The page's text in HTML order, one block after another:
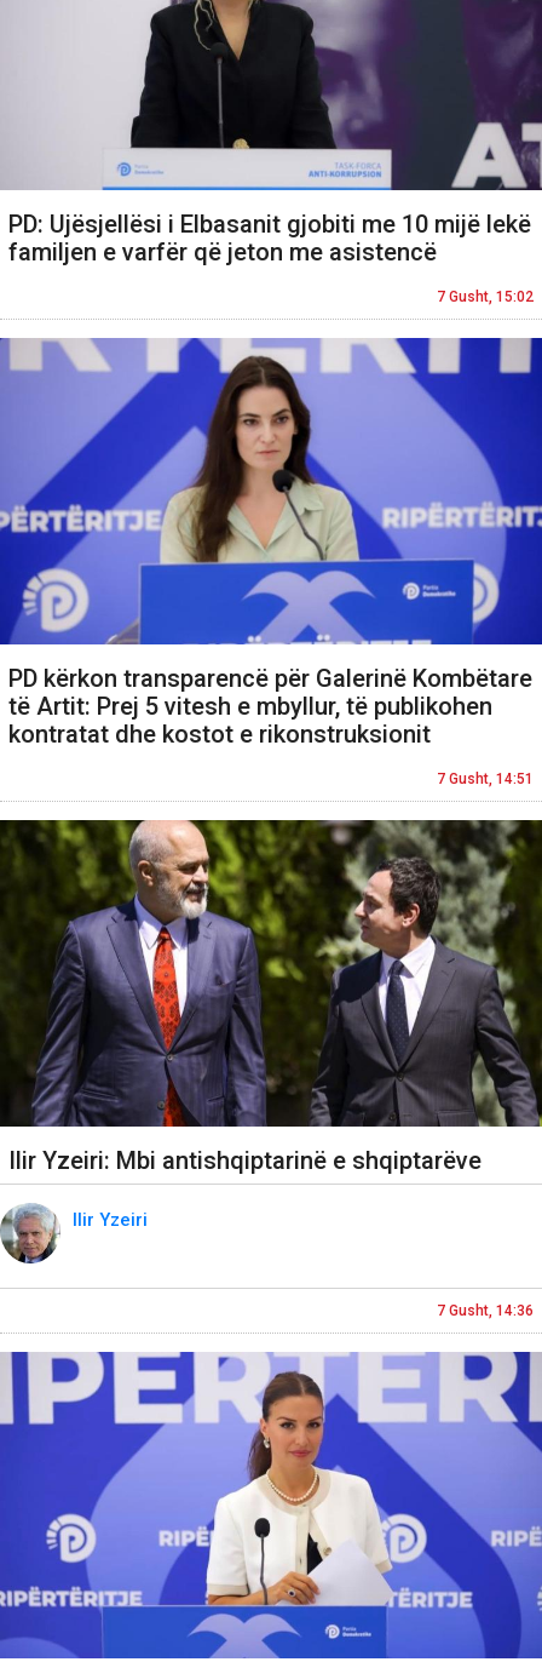
PD: Ujësjellësi i Elbasanit gjobiti me 10 mijë lekë
familjen e varfër që jeton me asistencë
7 Gusht, 15:02
PD kërkon transparencë për Galerinë Kombëtare
të Artit: Prej 5 vitesh e mbyllur, të publikohen
kontratat dhe kostot e rikonstruksionit
7 Gusht, 14:51
Ilir Yzeiri: Mbi antishqiptarinë e shqiptarëve
Ilir Yzeiri
7 Gusht, 14:36